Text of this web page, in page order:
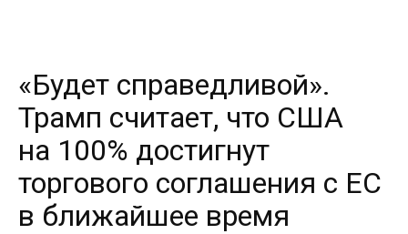
«Будет справедливой».
Трамп считает, что США
на 100% достигнут
торгового соглашения с ЕС
в ближайшее время